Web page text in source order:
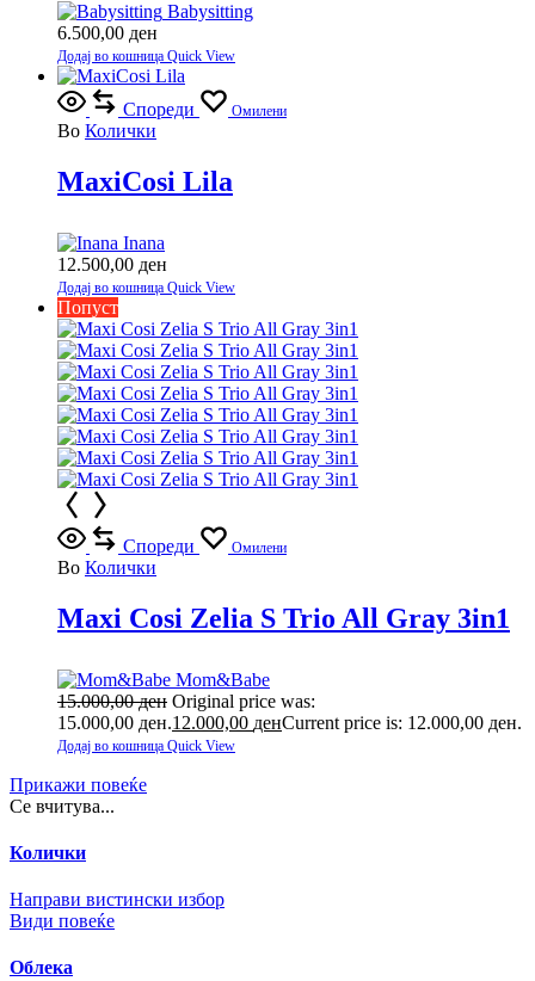
Babysitting
6.500,00 ден
Додај во кошница Quick View
Спореди Омилени
Во Колички
MaxiCosi Lila
Inana
12.500,00 ден
Додај во кошница Quick View
Попуст
Спореди Омилени
Во Колички
Maxi Cosi Zelia S Trio All Gray 3in1
Mom&Babe
15.000,00ден Original price was:
15.000,00 ден.12.000,00 денCurrent price is: 12.000,00 ден.
Додај во кошница Quick View
Прикажи повеќе
Се вчитува...
Колички
Направи вистински избор
Види повеќе
Облека